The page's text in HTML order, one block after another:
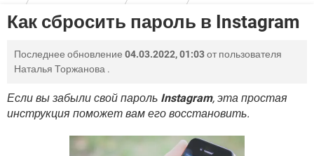
ИГРЫ WINDOWS 10
GOOGLE
TIKTOK TELEGRAM
WHATSAPP INSTAGRAM
FACEBOOK ИГРЫ
ВИДЕО GOOGLE
ЗАГРУЗКИ
WHATSAPP
WINDOWS 10 ВКОНТАКТЕ
GOOGLE
ФОРУМ
WHATSAPP INSTAGRAM
ВКОНТАКТЕ
TIKTOK TELEGRAM
INSTAGRAM
Как сбросить пароль в Instagram
Последнее обновление 04.03.2022, 01:03от пользователя
Наталья Торжанова .
Если вы забыли свой пароль Instagram, эта простая
инструкция поможет вам его восстановить.